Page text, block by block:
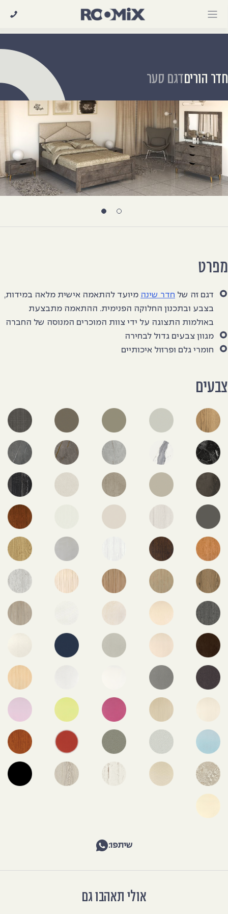
חדר הוריםדגם סער
מפרט
דגם זה של חדר שינה מיועד להתאמה אישית מלאה במידות,
בצבע ובתכנון החלוקה הפנימית. ההתאמה מתבצעת
באולמות התצוגה על ידי צוות המוכרים המנוסה של החברה
מגוון צבעים גדול לבחירה
חומרי גלם ופרזול איכותיים
צבעים
שיתפו:
אולי תאהבו גם